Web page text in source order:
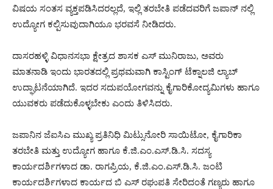
ವಿಷಯ ಸಂತಸ ವ್ಯಕ್ತಪಡಿಸಿದರಲ್ಲದೆ, ಇಲ್ಲಿ ತರಬೇತಿ ಪಡೆದವರಿಗೆ ಜಪಾನ್ ನಲ್ಲಿ
ಉದ್ಯೋಗ ಕಲ್ಪಿಸುವುದಾಗಿಯೂ ಭರವಸೆ ನೀಡಿದರು.
ದಾಸರಹಳ್ಳಿ ವಿಧಾನಸಭಾ ಕ್ಷೇತ್ರದ ಶಾಸಕ ಎಸ್ ಮುನಿರಾಜು, ಅವರು
ಮಾತನಾಡಿ ಇಂದು ಭಾರತದಲ್ಲಿ ಪ್ರಥಮವಾಗಿ ಕಾಸ್ಟಿಂಗ್ ಟೆಕ್ನಾಲಜಿ ಲ್ಯಾಬ್
ಉದ್ಘಾಟನೆಯಾಗಿದೆ. ಇದರ ಸದುಪಯೋಗವನ್ನು ಕೈಗಾರಿಕೋದ್ಯಮಿಗಳು ಹಾಗೂ
ಯುವಕರು ಪಡೆದುಕೊಳ್ಳಬೇಕು ಎಂದು ತಿಳಿಸಿದರು.
ಜಪಾನಿನ ಜೆಐಸಿಎ ಮುಖ್ಯ ಪ್ರತಿನಿಧಿ ಮಿಟ್ಸುನೋರಿ ಸಾಯಿಟೋ, ಕೈಗಾರಿಕಾ
ತರಬೇತಿ ಮತ್ತು ಉದ್ಯೋಗ ಹಾಗೂ ಕೆ.ಜಿ.ಎಂ.ಎಸ್.ಡಿ.ಸಿ. ಸದಸ್ಯ
ಕಾರ್ಯದರ್ಶಿಗಳಾದ ಡಾ. ರಾಗಪ್ರಿಯ, ಕೆ.ಜಿ.ಎಂ.ಎಸ್.ಡಿ.ಸಿ. ಜಂಟಿ
ಕಾರ್ಯದರ್ಶಿಗಳಾದ ಕಾರ್ಯದ ಬಿ ಎಸ್ ರಘುಪತಿ ಸೇರಿದಂತೆ ಗಣ್ಯರು ಹಾಗೂ